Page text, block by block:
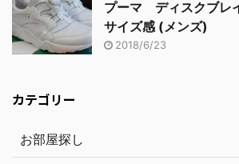
プーマ ディスクブ
サイズ感 (メンズ)
2018/6/23
カテゴリー
お部屋探し